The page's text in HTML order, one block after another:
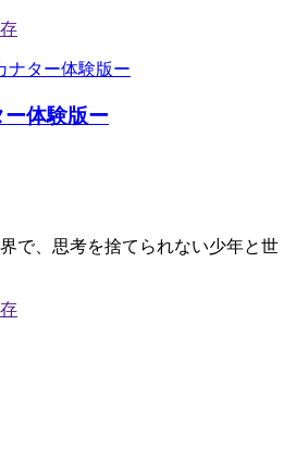
体験版ー
で、思考を捨てられない少年と世